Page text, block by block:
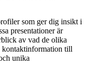
som ger dig insikt i
presentationer är
av vad de olika
kontaktinformation till
unika